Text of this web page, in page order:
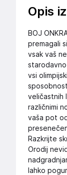
Opis
BOJ
premagali
vsak vaš
vsi
veličastnih
različnimi
vaša pot
Razkrijte
Orodij
lahko